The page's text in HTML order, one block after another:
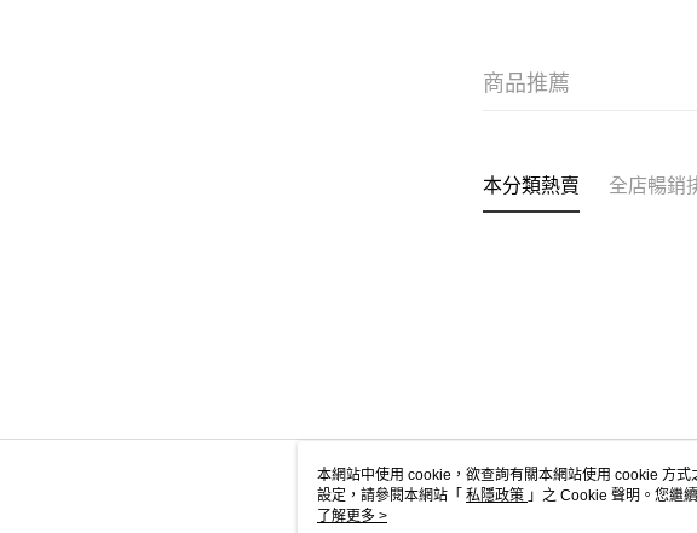
商品推薦
本分類熱賣 全店暢銷
關於我們
本網站中使用 cookie，欲查詢有關本網站使用 cookie 方
設定，請參閱本網站「 私隱政策 」之 Cookie 聲明。您繼
用 cookie。
了解更多 >